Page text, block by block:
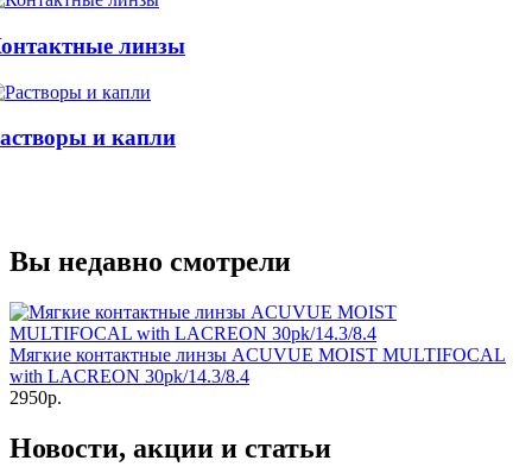
линзы
и капли
Вы недавно смотрели
Мягкие контактные линзы ACUVUE MOIST MULTIFOCAL
with LACREON 30pk/14.3/8.4
2950р.
Новости, акции и статьи